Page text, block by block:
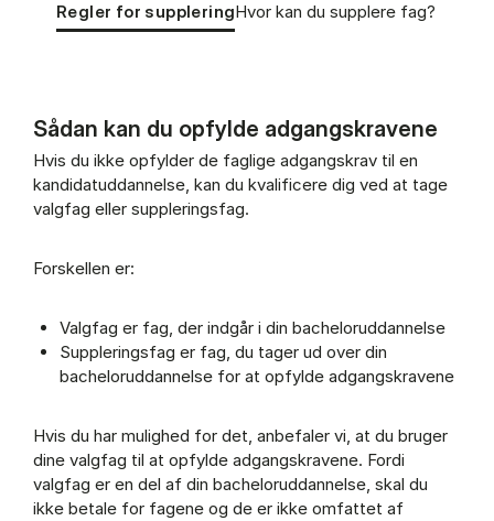
Tablist controls
Show panel
Regler for suppleringShow panel
Hvor kan du sup­ple­re fag?
Regler for supplering (Panel content)
Sådan kan du opfylde adgangskravene
Hvis du ikke opfylder de faglige adgangskrav til en
kandidatuddannelse, kan du kvalificere dig ved at tage
valgfag eller suppleringsfag.
Forskellen er:
Valgfag er fag, der indgår i din bacheloruddannelse
Suppleringsfag er fag, du tager ud over din
bacheloruddannelse for at opfylde adgangskravene
Hvis du har mulighed for det, anbefaler vi, at du bruger
dine valgfag til at opfylde adgangskravene. Fordi
valgfag er en del af din bacheloruddannelse, skal du
ikke betale for fagene og de er ikke omfattet af